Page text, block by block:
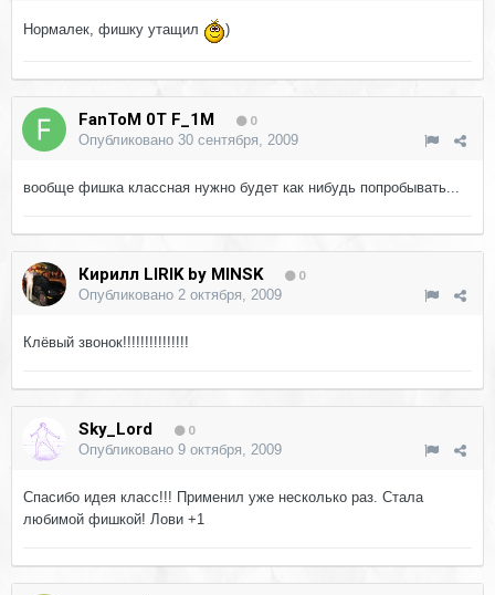
Нормалек, фишку утащил )
FanToM 0T F_1M 0
Опубликовано 30 сентября, 2009
вообще фишка классная нужно будет как нибудь попробывать...
Кирилл LIRIK by MINSK 0
Опубликовано 2 октября, 2009
Клёвый звонок!!!!!!!!!!!!!!!
Sky_Lord 0
Опубликовано 9 октября, 2009
Спасибо идея класс!!! Применил уже несколько раз. Стала
любимой фишкой! Лови +1